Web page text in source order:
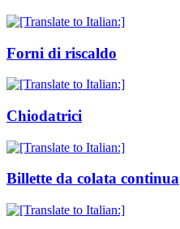
Forni di riscaldo
Chiodatrici
Billette da colata continua